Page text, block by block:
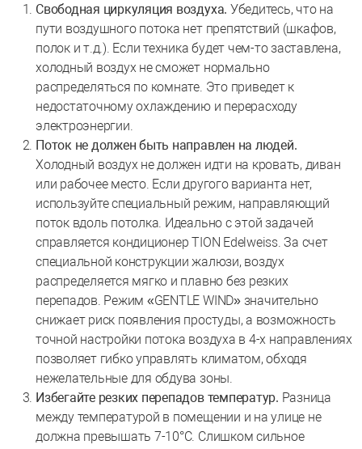
Свободная циркуляция воздуха. Убедитесь, что на
пути воздушного потока нет препятствий (шкафов,
полок и т.д.). Если техника будет чем-то заставлена,
холодный воздух не сможет нормально
распределяться по комнате. Это приведет к
недостаточному охлаждению и перерасходу
электроэнергии.
Поток не должен быть направлен на людей.
Холодный воздух не должен идти на кровать, диван
или рабочее место. Если другого варианта нет,
используйте специальный режим, направляющий
поток вдоль потолка. Идеально с этой задачей
справляется кондиционер TION Edelweiss. За счет
специальной конструкции жалюзи, воздух
распределяется мягко и плавно без резких
перепадов. Режим «GENTLE WIND» значительно
снижает риск появления простуды, а возможность
точной настройки потока воздуха в 4-х направлениях
позволяет гибко управлять климатом, обходя
нежелательные для обдува зоны.
Избегайте резких перепадов температур. Разница
между температурой в помещении и на улице не
должна превышать 7-10°C. Слишком сильное